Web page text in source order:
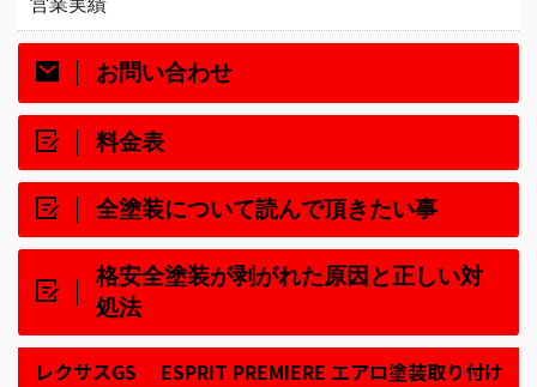
お問い合わせ
料金表
全塗装について読んで頂きたい事
格安全塗装が剥がれた原因と正しい対
処法
レクサスGS ESPRIT PREMIERE エアロ塗装取り付け